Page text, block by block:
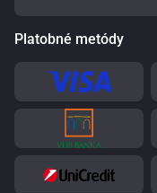
Platobné metódy